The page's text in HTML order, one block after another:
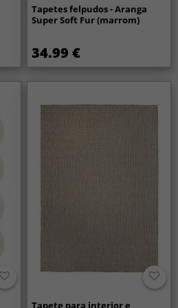
Tapetes felpudos - Aranga
Super Soft Fur (marrom)
34.99 €
Tapete para interior e